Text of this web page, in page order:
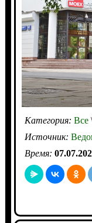
Категория: Все
Источник:
Время: